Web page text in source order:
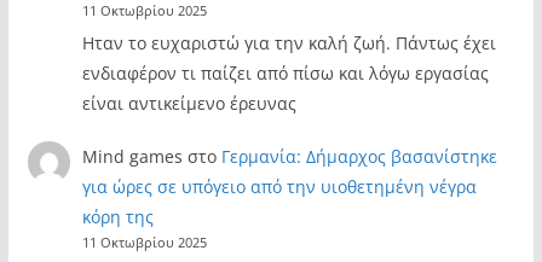
11 Οκτωβρίου 2025
Ηταν το ευχαριστώ για την καλή ζωή. Πάντως έχει
ενδιαφέρον τι παίζει από πίσω και λόγω εργασίας
είναι αντικείμενο έρευνας
Mind games στο Γερμανία: Δήμαρχος βασανίστηκε
για ώρες σε υπόγειο από την υιοθετημένη νέγρα
κόρη της
11 Οκτωβρίου 2025